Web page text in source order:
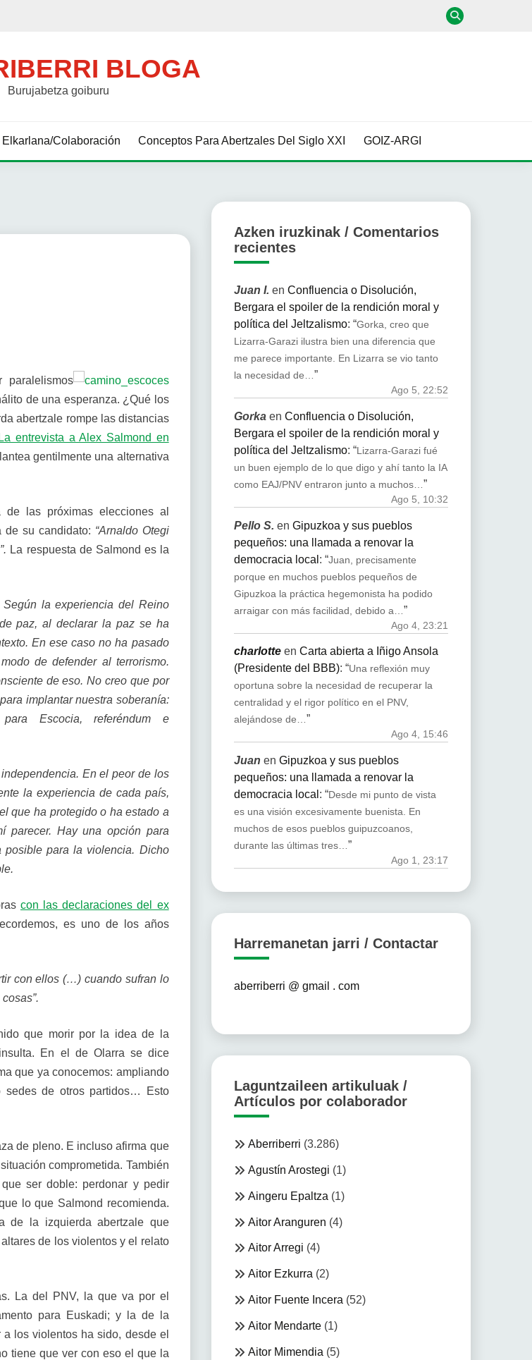
BLOGA
Burujabetza goiburu
Elkarlana/Colaboración Conceptos Para Abertzales Del Siglo XXI GOIZ-ARGI
de una esperanza. ¿Qué los
abertzale rompe las distancias
La entrevista a Alex Salmond en
gentilmente una alternativa
las próximas elecciones al
de su candidato: “Arnaldo Otegi
La respuesta de Salmond es la
la experiencia del Reino
paz, al declarar la paz se ha
En ese caso no ha pasado
de defender al terrorismo.
de eso. No creo que por
implantar nuestra soberanía:
para Escocia, referéndum e
En el peor de los
la experiencia de cada país,
que ha protegido o ha estado a
parecer. Hay una opción para
posible para la violencia. Dicho
con las declaraciones del ex
es uno de los años
con ellos (…) cuando sufran lo
que morir por la idea de la
En el de Olarra se dice
que ya conocemos: ampliando
sedes de otros partidos… Esto
de pleno. E incluso afirma que
comprometida. También
ser doble: perdonar y pedir
lo que Salmond recomienda.
de la izquierda abertzale que
de los violentos y el relato
La del PNV, la que va por el
para Euskadi; y la de la
los violentos ha sido, desde el
tiene que ver con eso el que la
Azken iruzkinak / Comentarios
recientes
Juan I. en Confluencia o Disolución,
Bergara el spoiler de la rendición moral y
política del Jeltzalismo: “Gorka, creo que
Lizarra-Garazi ilustra bien una diferencia que
me parece importante. En Lizarra se vio tanto
la necesidad de…”
Ago 5, 22:52
Gorkaen Confluencia o Disolución,
Bergara el spoiler de la rendición moral y
política del Jeltzalismo: “Lizarra-Garazi fué
un buen ejemplo de lo que digo y ahí tanto la IA
como EAJ/PNV entraron junto a muchos… ”
Ago 5, 10:32
Pello S. en Gipuzkoa y sus pueblos
pequeños: una llamada a renovar la
democracia local : “Juan, precisamente
porque en muchos pueblos pequeños de
Gipuzkoa la práctica hegemonista ha podido
arraigar con más facilidad, debido a… ”
Ago 4, 23:21
charlotteen Carta abierta a Iñigo Ansola
(Presidente del BBB): “Una reflexión muy
oportuna sobre la necesidad de recuperar la
centralidad y el rigor político en el PNV,
alejándose de…”
Ago 4, 15:46
Juan en Gipuzkoa y sus pueblos
pequeños: una llamada a renovar la
democracia local : “Desde mi punto de vista
es una visión excesivamente buenista. En
muchos de esos pueblos guipuzcoanos,
durante las últimas tres…”
Ago 1, 23:17
Harremanetan jarri / Contactar
aberriberri @ gmail . com
Laguntzaileen artikuluak /
Artículos por colaborador
Aberriberri (3.286)
Agustín Arostegi (1)
Aingeru Epaltza (1)
Aitor Aranguren (4)
Aitor Arregi (4)
Aitor Ezkurra (2)
Aitor Fuente Incera (52)
Aitor Mendarte(1)
Aitor Mimendia (5)